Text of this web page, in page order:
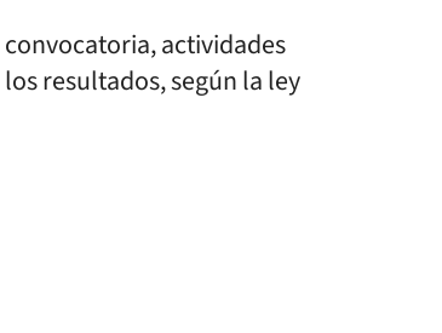
actividades
resultados, según la ley